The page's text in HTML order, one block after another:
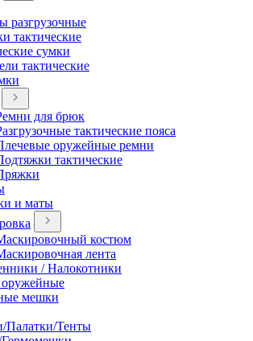
разгрузочные
тактические
сумки
тактические
для брюк
тактические пояса
оружейные ремни
тактические
и маты
костюм
лента
/ Налокотники
мешки
Палатки/Тенты